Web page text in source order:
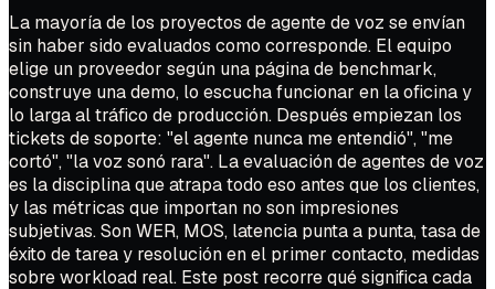
La mayoría de los proyectos de agente de voz se envían
sin haber sido evaluados como corresponde. El equipo
elige un proveedor según una página de benchmark,
construye una demo, lo escucha funcionar en la oficina y
lo larga al tráfico de producción. Después empiezan los
tickets de soporte: "el agente nunca me entendió", "me
cortó", "la voz sonó rara". La evaluación de agentes de voz
es la disciplina que atrapa todo eso antes que los clientes,
y las métricas que importan no son impresiones
subjetivas. Son WER, MOS, latencia punta a punta, tasa de
éxito de tarea y resolución en el primer contacto, medidas
sobre workload real. Este post recorre qué significa cada